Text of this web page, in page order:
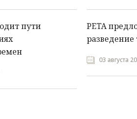
пути
PETA
разведение
03 августа